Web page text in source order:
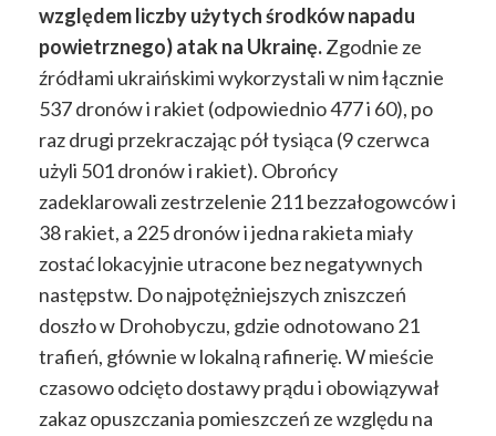
względem liczby użytych środków napadu
powietrznego) atak na Ukrainę.Zgodnie ze
źródłami ukraińskimi wykorzystali w nim łącznie
537 dronów i rakiet (odpowiednio 477 i 60), po
raz drugi przekraczając pół tysiąca (9 czerwca
użyli 501 dronów i rakiet). Obrońcy
zadeklarowali zestrzelenie 211 bezzałogowców i
38 rakiet, a 225 dronów i jedna rakieta miały
zostać lokacyjnie utracone bez negatywnych
następstw. Do najpotężniejszych zniszczeń
doszło w Drohobyczu, gdzie odnotowano 21
trafień, głównie w lokalną rafinerię. W mieście
czasowo odcięto dostawy prądu i obowiązywał
zakaz opuszczania pomieszczeń ze względu na